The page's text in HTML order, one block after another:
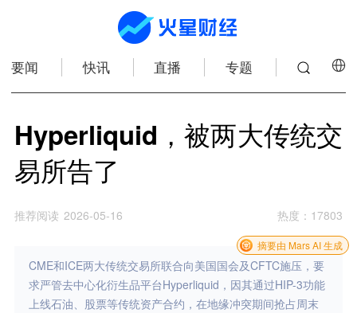
要闻 快讯 直播 专题
Hyperliquid，被两大传统交
易所告了
推荐阅读 2026-05-16 热度 ： 17803
CME和ICE两大传统交易所联合向美国国会及CFTC施压，要
求严管去中心化衍生品平台Hyperliquid，因其通过HIP-3功能
上线石油、股票等传统资产合约，在地缘冲突期间抢占周末
摘要由 Mars AI 生成